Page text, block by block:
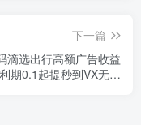
下一篇
滴选出行高额广告收益
期0.1起提秒到VX无需